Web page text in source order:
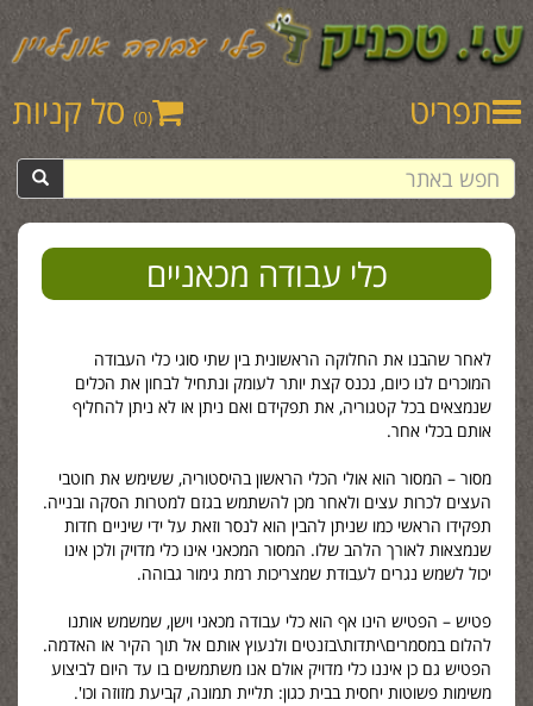
תפריט (0) סל קניות
כלי עבודה מכאניים
לאחר שהבנו את החלוקה הראשונית בין שתי סוגי כלי העבודה
המוכרים לנו כיום, נכנס קצת יותר לעומק ונתחיל לבחון את הכלים
שנמצאים בכל קטגוריה, את תפקידם ואם ניתן או לא ניתן להחליף
אותם בכלי אחר.
מסור – המסור הוא אולי הכלי הראשון בהיסטוריה, ששימש את חוטבי
העצים לכרות עצים ולאחר מכן להשתמש בגזם למטרות הסקה ובנייה.
תפקידו הראשי כמו שניתן להבין הוא לנסר וזאת על ידי שיניים חדות
שנמצאות לאורך הלהב שלו. המסור המכאני אינו כלי מדויק ולכן אינו
יכול לשמש נגרים לעבודת שמצריכות רמת גימור גבוהה.
פטיש – הפטיש הינו אף הוא כלי עבודה מכאני וישן, שמשמש אותנו
להלום במסמרים\יתדות\בזנטים ולנעוץ אותם אל תוך הקיר או האדמה.
הפטיש גם כן איננו כלי מדויק אולם אנו משתמשים בו עד היום לביצוע
משימות פשוטות יחסית בבית כגון: תליית תמונה, קביעת מזוזה וכו'.